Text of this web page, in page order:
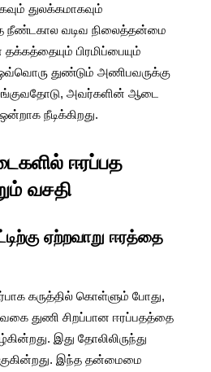
துலக்கமாகவும்
நீண்டகால வடிவ நிலைத்தன்மை
பிரமிப்பையும்
துண்டும் அணிபவருக்கு
அவர்களின் ஆடை
நீடிக்கிறது.
ஈரப்பத
வசதி
ஏற்றவாறு ஈரத்தை
கருத்தில் கொள்ளும் போது,
வகை துணி சிறப்பான ஈரப்பதத்தை
இது தோலிலிருந்து
இந்த தன்மைமை